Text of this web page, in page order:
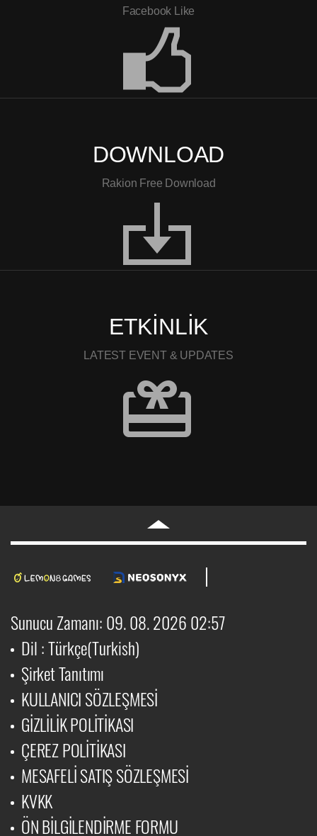
Facebook Like
DOWNLOAD
Rakion Free Download
ETKİNLİK
LATEST EVENT & UPDATES
Sunucu Zamanı: 09. 08. 2026 02:57
Dil : Türkçe(Turkish)
Şirket Tanıtımı
KULLANICI SÖZLEŞMESİ
GİZLİLİK POLİTİKASI
ÇEREZ POLİTİKASI
MESAFELİ SATIŞ SÖZLEŞMESİ
KVKK
ÖN BİLGİLENDİRME FORMU